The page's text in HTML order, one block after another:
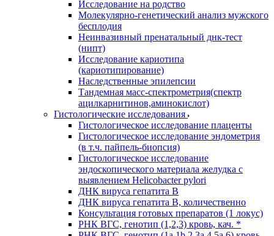
Исследование на родство
Молекулярно-генетический анализ мужского
бесплодия
Неинвазивный пренатальный днк-тест
(нипт)
Исследование кариотипа
(кариотипирование)
Наследственные эпилепсии
Тандемная масс-спектрометрия(спектр
ацилкарнитинов,аминокислот)
Гистологические исследования
Гистологическое исследование плаценты
Гистологическое исследование эндометрия
(в т.ч. пайпель-биопсия)
Гистологическое исследование
эндоскопического материала желудка с
выявлением Helicobacter pylori
ДНК вируса гепатита B
ДНК вируса гепатита B, количественно
Консультация готовых препаратов (1 локус)
РНК ВГC, генотип (1,2,3) кровь, кач. *